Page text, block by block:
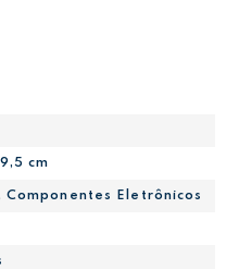
cm
Componentes Eletrônicos